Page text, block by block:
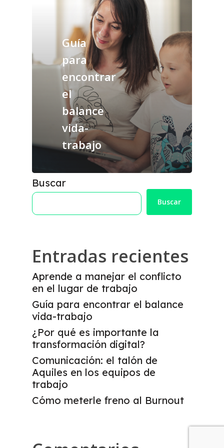
Guía
para
encontrar
el
balance
vida-
trabajo
Buscar
Buscar
Entradas recientes
Aprende a manejar el conflicto
en el lugar de trabajo
Guía para encontrar el balance
vida-trabajo
¿Por qué es importante la
transformación digital?
Comunicación: el talón de
Aquiles en los equipos de
trabajo
Cómo meterle freno al Burnout